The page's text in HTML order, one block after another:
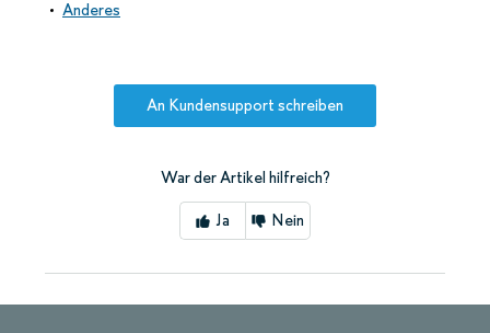
Anderes
An Kundensupport schreiben
War der Artikel hilfreich?
Ja Nein